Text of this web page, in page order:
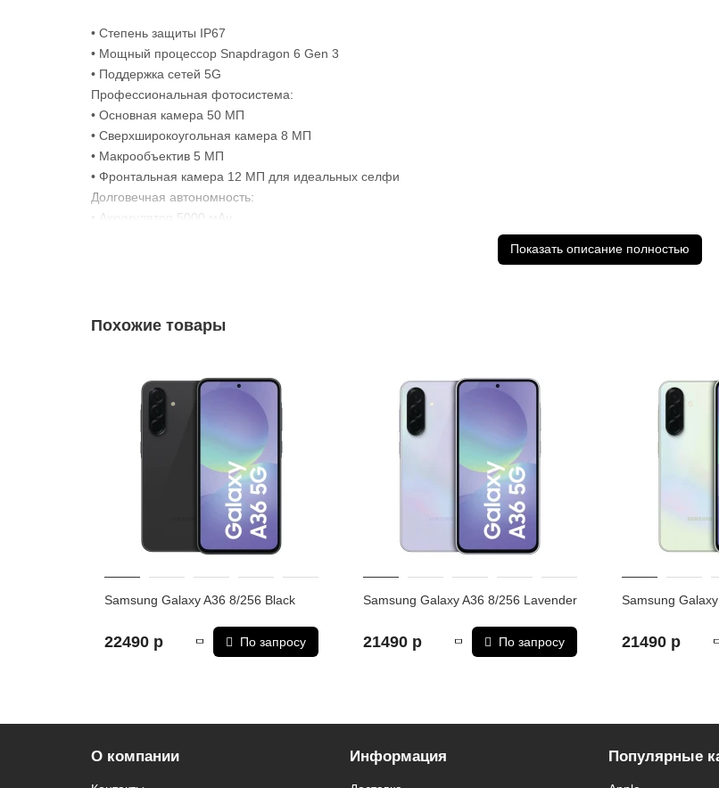
• Степень защиты IP67
• Мощный процессор Snapdragon 6 Gen 3
• Поддержка сетей 5G
Профессиональная фотосистема:
• Основная камера 50 МП
• Сверхширокоугольная камера 8 МП
• Макрообъектив 5 МП
• Фронтальная камера 12 МП для идеальных селфи
Долговечная автономность:
• Аккумулятор 5000 мАч
• Разрешение 2340×1080
• NFC для бесконтактных платежей
Samsung Galaxy A36 White – это воплощение классического стиля и современных технологий.
* - Актуальную стоимость и наличие товара, а также порядок доставки и оплаты необходимо
** - На момент покупки не предустановлены обязательные приложения, в том числе единый
Показать описание полностью
Похожие товары
Samsung Galaxy A36 8/256 Black
22490 р По запросу
Samsung Galaxy A36 8/256 Lavender
21490 р По запросу
Samsung
21490 р
О компании Информация Популярные